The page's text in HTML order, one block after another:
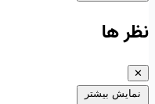
نظر ها
✕
نمایش بیشتر